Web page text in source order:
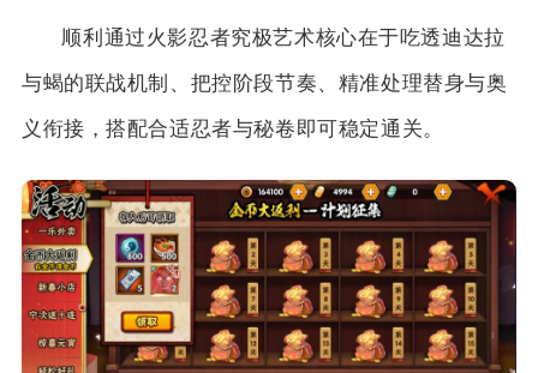
顺利通过火影忍者究极艺术核心在于吃透迪达拉
与蝎的联战机制、把控阶段节奏、精准处理替身与奥
义衔接，搭配合适忍者与秘卷即可稳定通关。